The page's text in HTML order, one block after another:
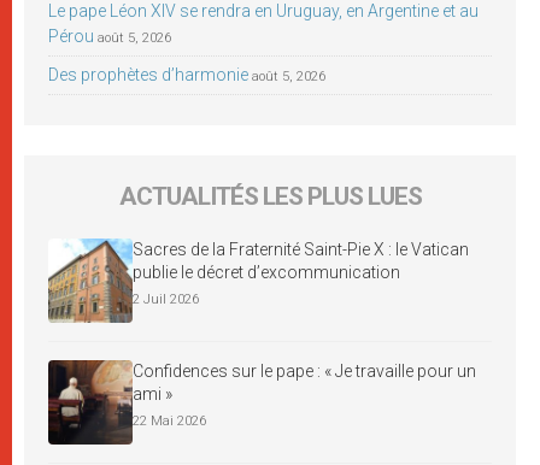
Le pape Léon XIV se rendra en Uruguay, en Argentine et au
Pérou août 5, 2026
Des prophètes d’harmonie août 5, 2026
ACTUALITÉS LES PLUS LUES
Sacres de la Fraternité Saint-Pie X : le Vatican
publie le décret d’excommunication
2 Juil 2026
Confidences sur le pape : « Je travaille pour un
ami »
22 Mai 2026